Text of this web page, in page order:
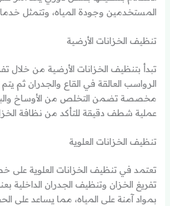
المستخدمين وجودة المياه، وتتمثل
تنظيف الخزانات الأرضية
تبدأ بتنظيف الخزانات الأرضية من خلال
الرواسب العالقة في القاع والجدران ثم
مخصصة تضمن التخلص من الأوساخ
عملية شطف دقيقة للتأكد من نظافة
تنظيف الخزانات العلوية
تعتمد في تنظيف الخزانات العلوية
تفريغ الخزان وتنظيف الجدران الداخلية
بمواد آمنة على المياه، مما يساعد على